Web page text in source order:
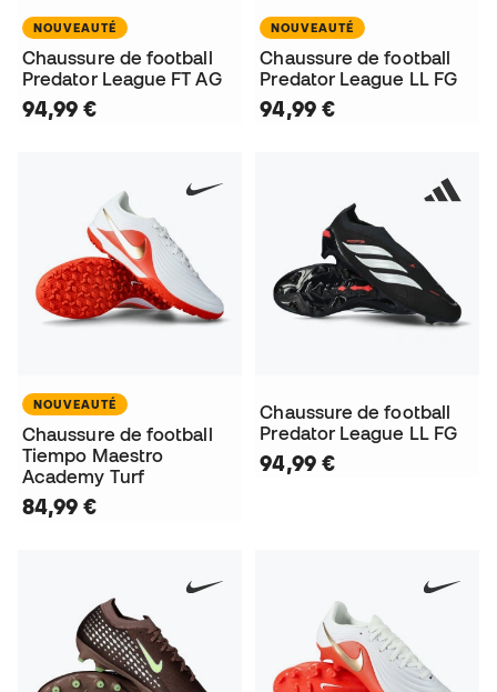
NOUVEAUTÉ
Chaussure de football
Predator League FT AG
94,99 €
NOUVEAUTÉ
Chaussure de football
Predator League LL FG
94,99 €
NOUVEAUTÉ
Chaussure de football
Tiempo Maestro
Academy Turf
84,99 €
Chaussure de football
Predator League LL FG
94,99 €